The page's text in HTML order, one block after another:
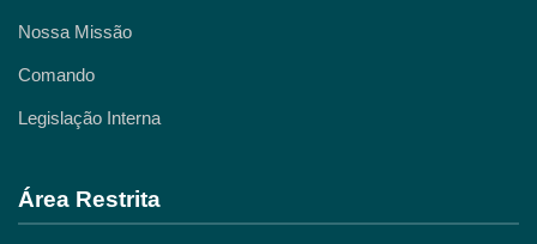
Nossa Missão
Comando
Legislação Interna
Área Restrita